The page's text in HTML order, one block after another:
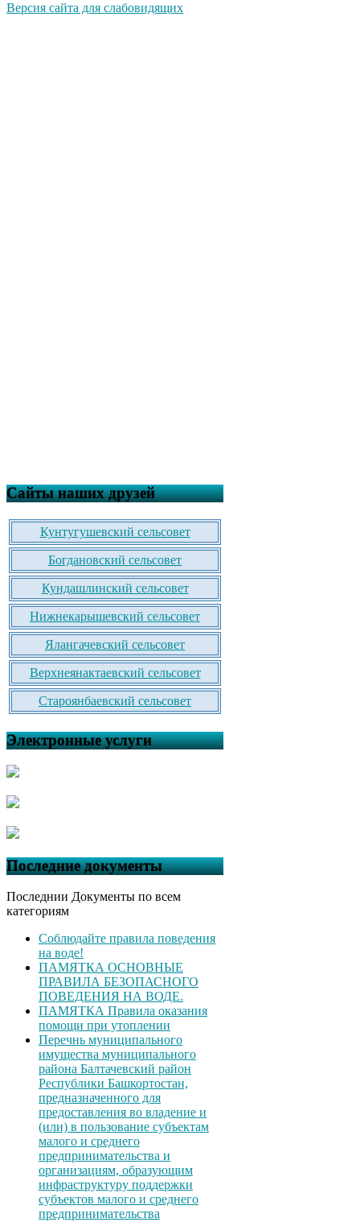
Версия сайта для слабовидящих
Сайты наших друзей
Кунтугушевский сельсовет
Богдановский сельсовет
Кундашлинский сельсовет
Нижнекарышевский сельсовет
Ялангачевский сельсовет
Верхнеянактаевский сельсовет
Староянбаевский сельсовет
Электронные услуги
Последние документы
Последнии Документы по всем
категориям
Соблюдайте правила поведения
на воде!
ПАМЯТКА ОСНОВНЫЕ
ПРАВИЛА БЕЗОПАСНОГО
ПОВЕДЕНИЯ НА ВОДЕ.
ПАМЯТКА Правила оказания
помощи при утоплении
Перечнь муниципального
имущества муниципального
района Балтачевский район
Республики Башкортостан,
предназначенного для
предоставления во владение и
(или) в пользование субъектам
малого и среднего
предпринимательства и
организациям, образующим
инфраструктуру поддержки
субъектов малого и среднего
предпринимательства